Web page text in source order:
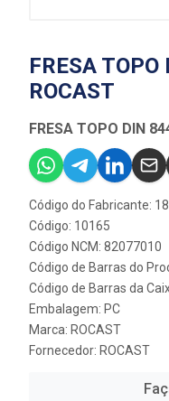
FRESA
ROCAST
FRESA TOPO DIN
Código do Fabricante:
Código: 10165
Código NCM: 82077010
Código de Barras do
Código de Barras da
Embalagem: PC
Marca: ROCAST
Fornecedor: ROCAST